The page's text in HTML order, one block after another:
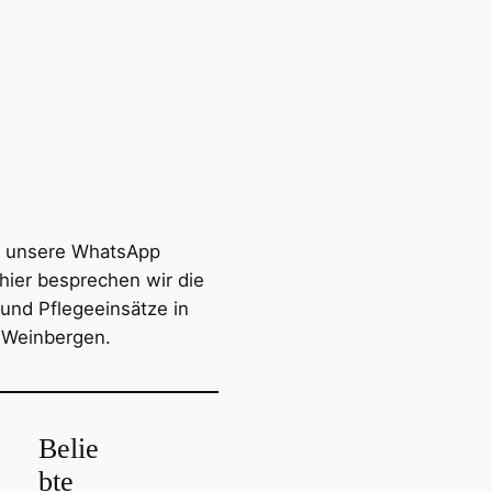
unsere WhatsApp
besprechen wir die
Pflegeeinsätze in
Belie
bte